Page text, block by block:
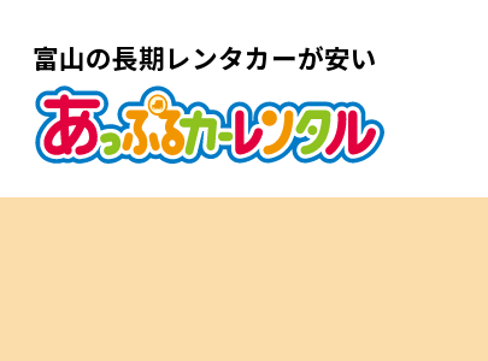
富山の長期レンタカーが安い